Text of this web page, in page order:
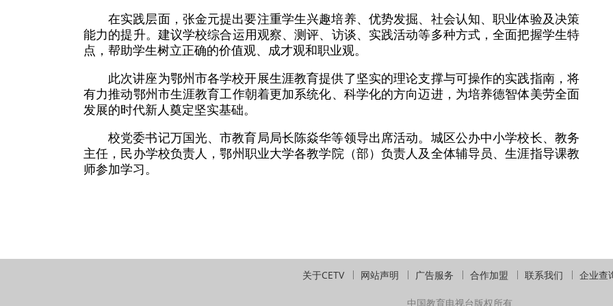
在实践层面，张金元提出要注重学生兴趣培养、优势发掘、社会认知、职业体验及决策
能力的提升。建议学校综合运用观察、测评、访谈、实践活动等多种方式，全面把握学生特
点，帮助学生树立正确的价值观、成才观和职业观。
此次讲座为鄂州市各学校开展生涯教育提供了坚实的理论支撑与可操作的实践指南，将
有力推动鄂州市生涯教育工作朝着更加系统化、科学化的方向迈进，为培养德智体美劳全面
发展的时代新人奠定坚实基础。
校党委书记万国光、市教育局局长陈焱华等领导出席活动。城区公办中小学校长、教务
主任，民办学校负责人，鄂州职业大学各教学院（部）负责人及全体辅导员、生涯指导课教
师参加学习。
关于CETV 网站声明 广告服务 合作加盟 联系我们 企业查
中国教育电视台版权所有